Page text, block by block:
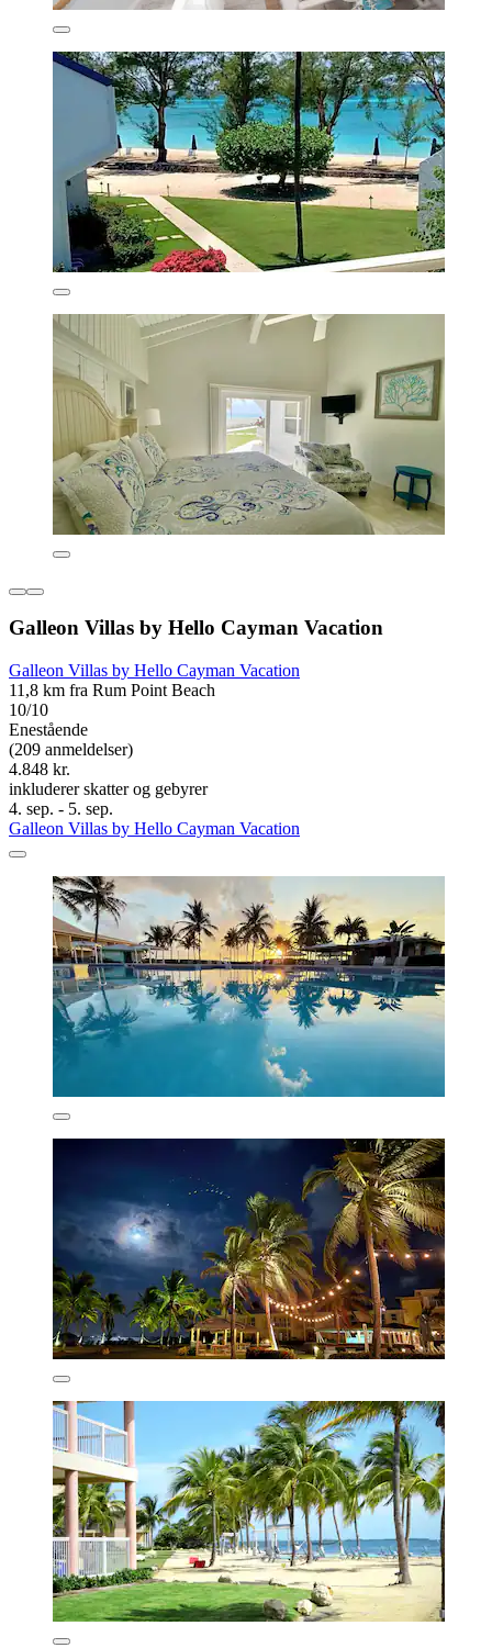
Galleon Villas by Hello Cayman Vacation
Galleon Villas by Hello Cayman Vacation
11,8 km fra Rum Point Beach
10/10
Enestående
(209 anmeldelser)
4.848 kr.
inkluderer skatter og gebyrer
4. sep. - 5. sep.
Galleon Villas by Hello Cayman Vacation